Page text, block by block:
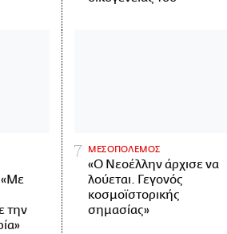
«Με
την
ΜΕΣΟΠΟΛΕΜΟΣ
«Ο Νεοέλλην άρχισε να
λούεται. Γεγονός
κοσμοϊστορικής
σημασίας»